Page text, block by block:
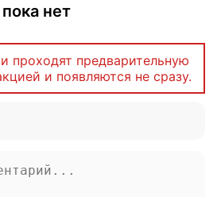
нет
проходят предварительную
и появляются не сразу.